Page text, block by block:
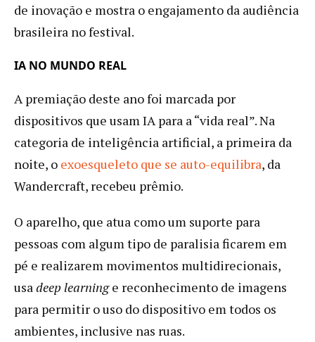
de inovação e mostra o engajamento da audiência
brasileira no festival.
IA NO MUNDO REAL
A premiação deste ano foi marcada por
dispositivos que usam IA para a “vida real”. Na
categoria de inteligência artificial, a primeira da
noite, o exoesqueleto que se auto-equilibra, da
Wandercraft, recebeu prêmio.
O aparelho, que atua como um suporte para
pessoas com algum tipo de paralisia ficarem em
pé e realizarem movimentos multidirecionais,
usadeep learninge reconhecimento de imagens
para permitir o uso do dispositivo em todos os
ambientes, inclusive nas ruas.